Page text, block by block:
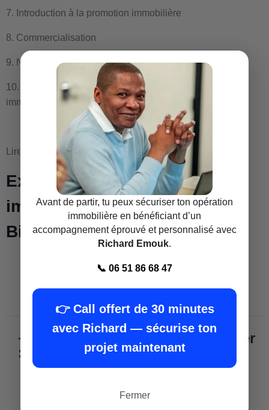
7. Introduction à la promotion immobilière
8. Commercialisation
9. Notre réseau à votre disposition pour vous enrichir
10. Cadre juridique d’une opération de promotion
immobilière. Formation promotion immobilière
Lire aussi devenir promoteur immobilier Annecy
Extrait formation promotion
immobilière Boulogne-
Billancourt
+ Formation promoteur immobilier
:
Avant de partir, tu peux sécuriser ton opération
immobilière en bénéficiant d’un
accompagnement éprouvé et personnalisé avec
Richard Emouk.
📞 06 51 86 68 47
👉 Call offert de 30 minutes
avec Richard — sécurise ton
projet maintenant
Fermer